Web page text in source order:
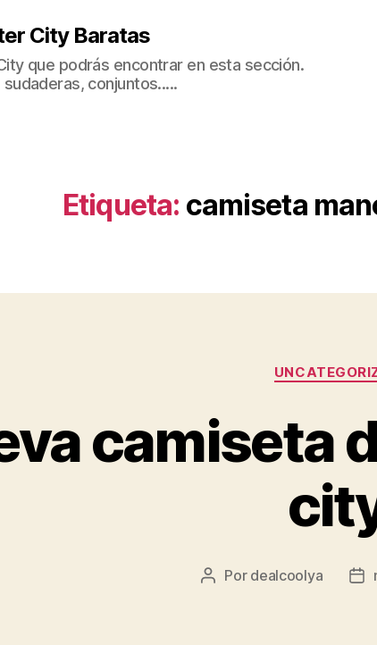
City Baratas
que podrás encontrar en esta sección.
conjuntos.....
Etiqueta: camiseta
camiseta
Autor
Por dealcoolya